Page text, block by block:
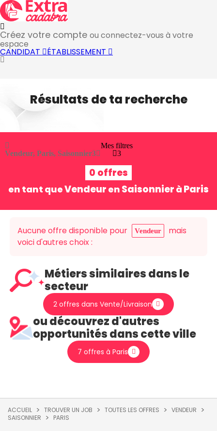
Créez votre compte ou connectez-vous à votre
espace
CANDIDAT ÉTABLISSEMENT
Résultats de ta recherche
Vendeur, Paris, Saisonnier3
Mes filtres
3
0 offres
en tant queVendeur en Saisonnier à Paris
Aucune offre disponible pour Vendeur
mais
voici d'autres choix :
Métiers similaires dans le
secteur
2 offres dans Vente/Livraison
ou découvrez d'autres
opportunités dans cette ville
7 offres à Paris
ACCUEIL TROUVER UN JOB TOUTES LES OFFRES
VENDEUR
SAISONNIER
PARIS